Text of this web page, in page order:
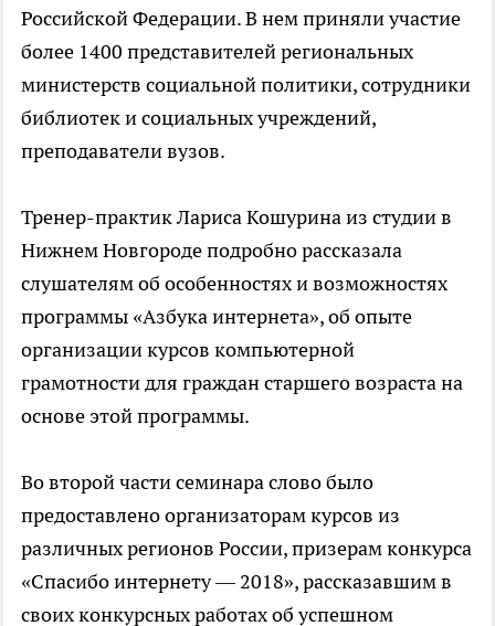
Российской Федерации. В нем приняли участие
более 1400 представителей региональных
министерств социальной политики, сотрудники
библиотек и социальных учреждений,
преподаватели вузов.
Тренер-практик Лариса Кошурина из студии в
Нижнем Новгороде подробно рассказала
слушателям об особенностях и возможностях
программы «Азбука интернета», об опыте
организации курсов компьютерной
грамотности для граждан старшего возраста на
основе этой программы.
Во второй части семинара слово было
предоставлено организаторам курсов из
различных регионов России, призерам конкурса
«Спасибо интернету — 2018», рассказавшим в
своих конкурсных работах об успешном